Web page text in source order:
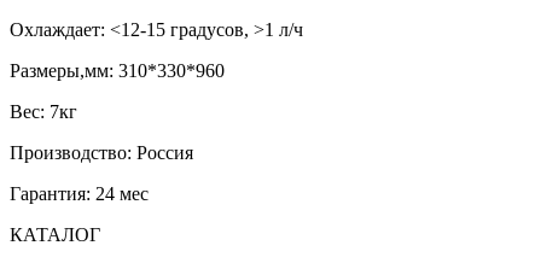
Охлаждает: <12-15 градусов, >1 л/ч
Размеры,мм: 310*330*960
Вес: 7кг
Производство: Россия
Гарантия: 24 мес
КАТАЛОГ